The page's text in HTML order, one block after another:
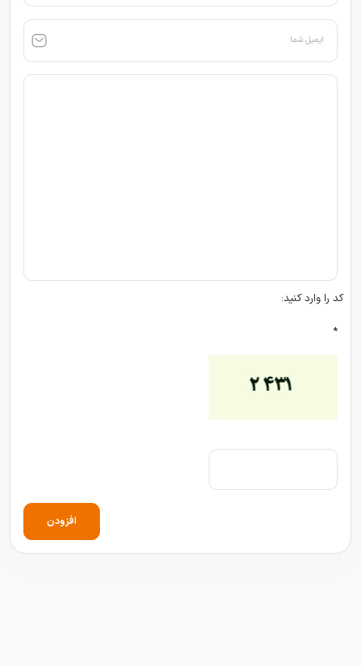
ایمیل شما
کد را وارد کنید:
*
افزودن